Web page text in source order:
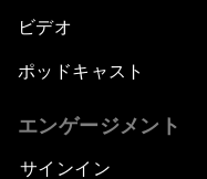
ビデオ
ポッドキャスト
エンゲージメント
サインイン